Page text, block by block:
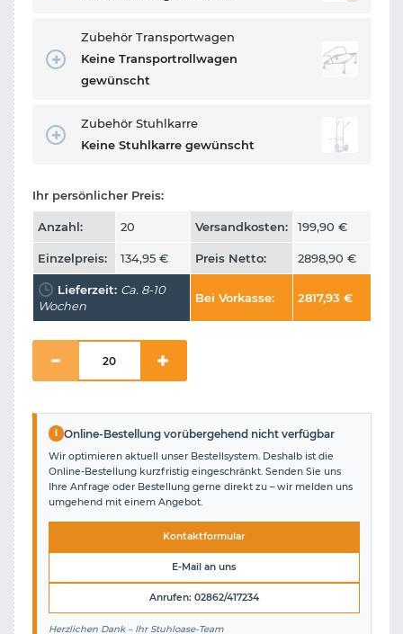
Zubehör Transportwagen
Keine Transportrollwagen
gewünscht
Zubehör Stuhlkarre
Keine Stuhlkarre gewünscht
Ihr persönlicher Preis:
Anzahl: 20 Versandkosten: 199,90 €
Einzelpreis: 134,95 € Preis Netto: 2898,90 €
Lieferzeit: Ca. 8-10
Wochen
Bei Vorkasse: 2817,93 €
i Online-Bestellung vorübergehend nicht verfügbar
Wir optimieren aktuell unser Bestellsystem. Deshalb ist die
Online-Bestellung kurzfristig eingeschränkt. Senden Sie uns
Ihre Anfrage oder Bestellung gerne direkt zu – wir melden uns
umgehend mit einem Angebot.
Kontaktformular
E-Mail an uns
Anrufen: 02862/417234
Herzlichen Dank – Ihr Stuhloase-Team